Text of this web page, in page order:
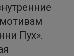
Пух».